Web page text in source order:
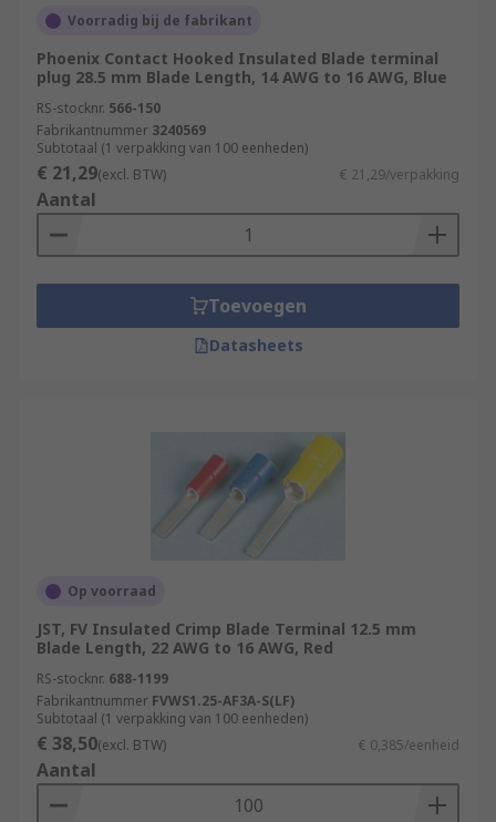
Voorradig bij de fabrikant
Phoenix Contact Hooked Insulated Blade terminal
plug 28.5 mm Blade Length, 14 AWG to 16 AWG, Blue
RS-stocknr. 566-150
Fabrikantnummer 3240569
Subtotaal (1 verpakking van 100 eenheden)
€ 21,29(excl. BTW) € 21,29/verpakking
Aantal
Toevoegen
Datasheets
Op voorraad
JST, FV Insulated Crimp Blade Terminal 12.5 mm
Blade Length, 22 AWG to 16 AWG, Red
RS-stocknr. 688-1199
Fabrikantnummer FVWS1.25-AF3A-S(LF)
Subtotaal (1 verpakking van 100 eenheden)
€ 38,50(excl. BTW) € 0,385/eenheid
Aantal